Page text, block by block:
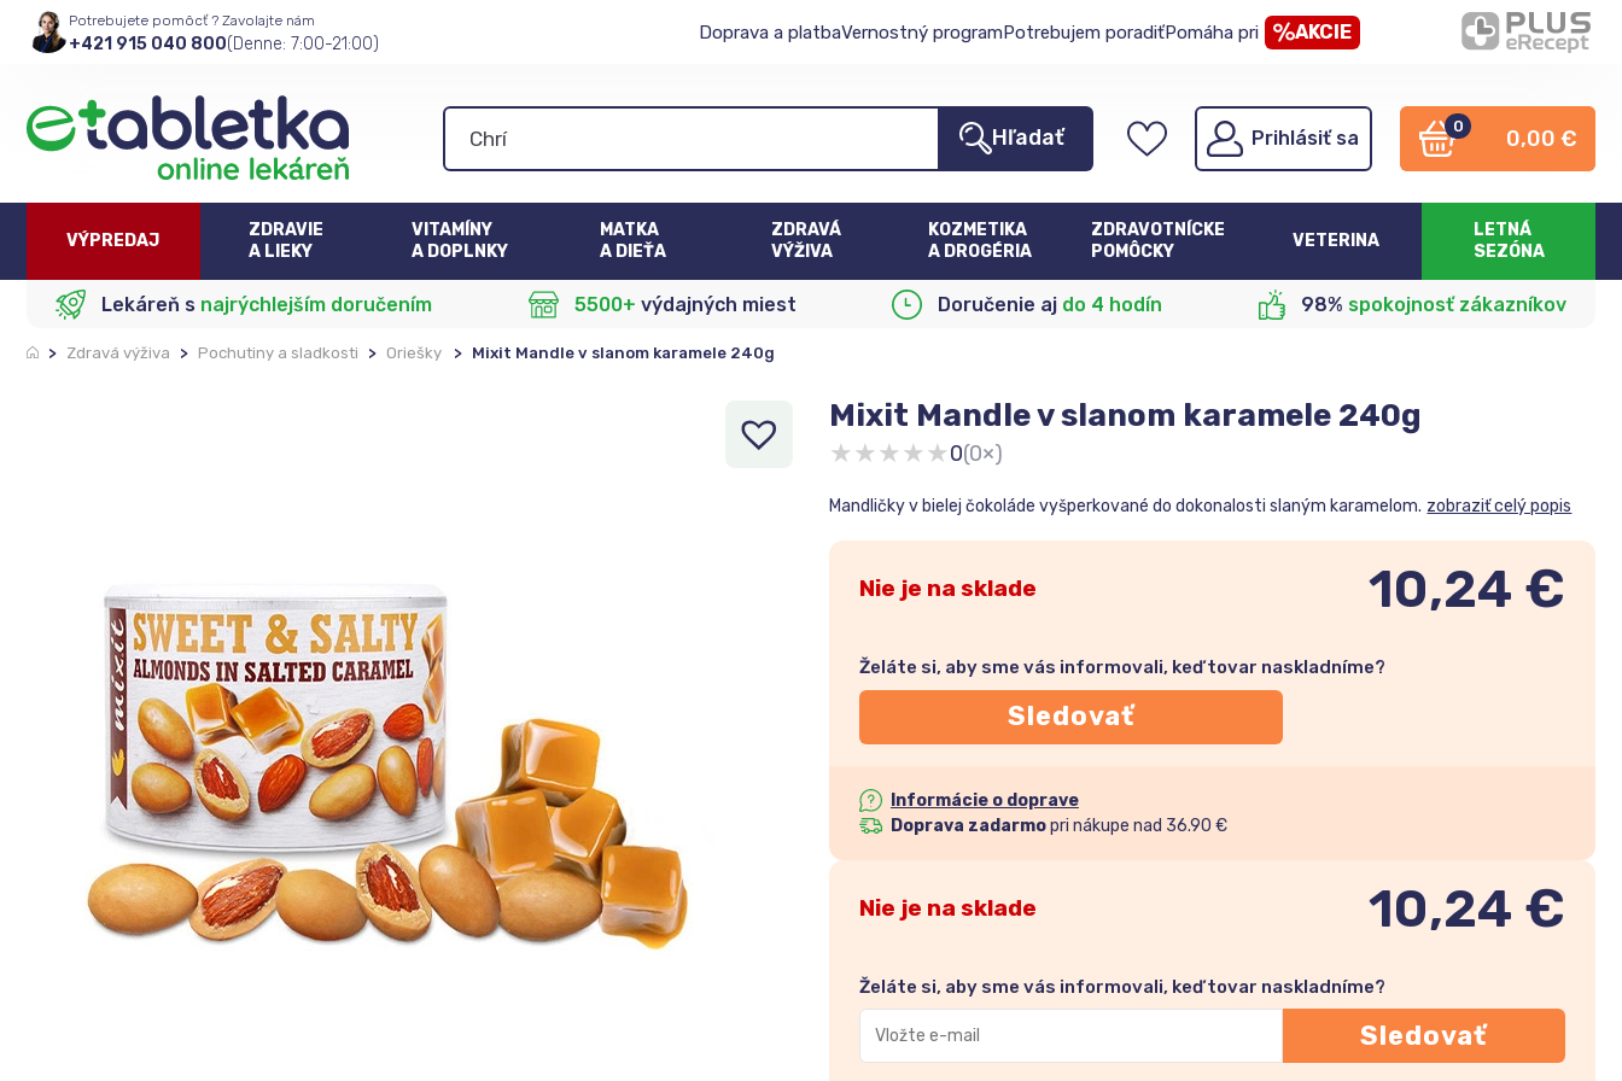
Potrebujete pomôcť ? Zavolajte nám
+421 915 040 800(Denne: 7:00-21:00)
Doprava a platbaVernostný programPotrebujem poradiťPomáha pri AKCIE
Hľadať Prihlásiť sa
0 0,00 €
VÝPREDAJ
ZDRAVIE
A LIEKY
VITAMÍNY
A DOPLNKY
MATKA
A DIEŤA
ZDRAVÁ
VÝŽIVA
KOZMETIKA
A DROGÉRIA
ZDRAVOTNÍCKE
POMÔCKY
VETERINA
LETNÁ
SEZÓNA
Lekáreň s najrýchlejším doručením 5500+ výdajných miest Doručenie aj do 4 hodín 98% spokojnosť zákazníkov
> Zdravá výživa > Pochutiny a sladkosti > Oriešky > Mixit Mandle v slanom karamele 240g
Mixit Mandle v slanom karamele 240g
★★★★★0(0×)
Mandličky v bielej čokoláde vyšperkované do dokonalosti slaným karamelom. zobraziť celý popis
Nie je na sklade 10,24 €
Želáte si, aby sme vás informovali, keď tovar naskladníme?
Sledovať
Informácie o doprave
Doprava zadarmopri nákupe nad 36.90 €
Nie je na sklade 10,24 €
Želáte si, aby sme vás informovali, keď tovar naskladníme?
Sledovať